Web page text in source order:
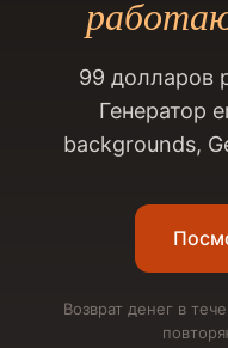
99 долларов
Генератор
backgrounds,
Возврат денег в